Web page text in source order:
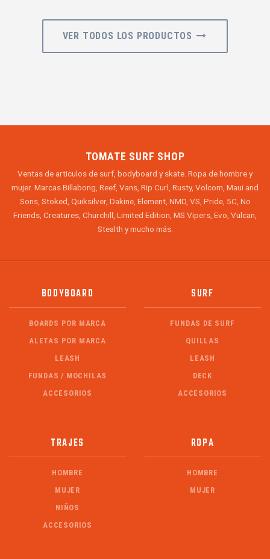
VER TODOS LOS PRODUCTOS
TOMATE SURF SHOP
Ventas de articulos de surf, bodyboard y skate. Ropa de hombre y
mujer. Marcas Billabong, Reef, Vans, Rip Curl, Rusty, Volcom, Maui and
Sons, Stoked, Quiksilver, Dakine, Element, NMD, VS, Pride, 5C, No
Friends, Creatures, Churchill, Limited Edition, MS Vipers, Evo, Vulcan,
Stealth y mucho más.
BODYBOARD
BOARDS POR MARCA
ALETAS POR MARCA
LEASH
FUNDAS / MOCHILAS
ACCESORIOS
SURF
FUNDAS DE SURF
QUILLAS
LEASH
DECK
ACCESORIOS
TRAJES
HOMBRE
MUJER
NIÑOS
ACCESORIOS
ROPA
HOMBRE
MUJER